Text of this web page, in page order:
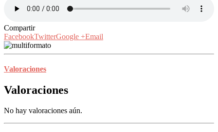
Compartir
FacebookTwitterGoogle +Email
Valoraciones
Valoraciones
No hay valoraciones aún.